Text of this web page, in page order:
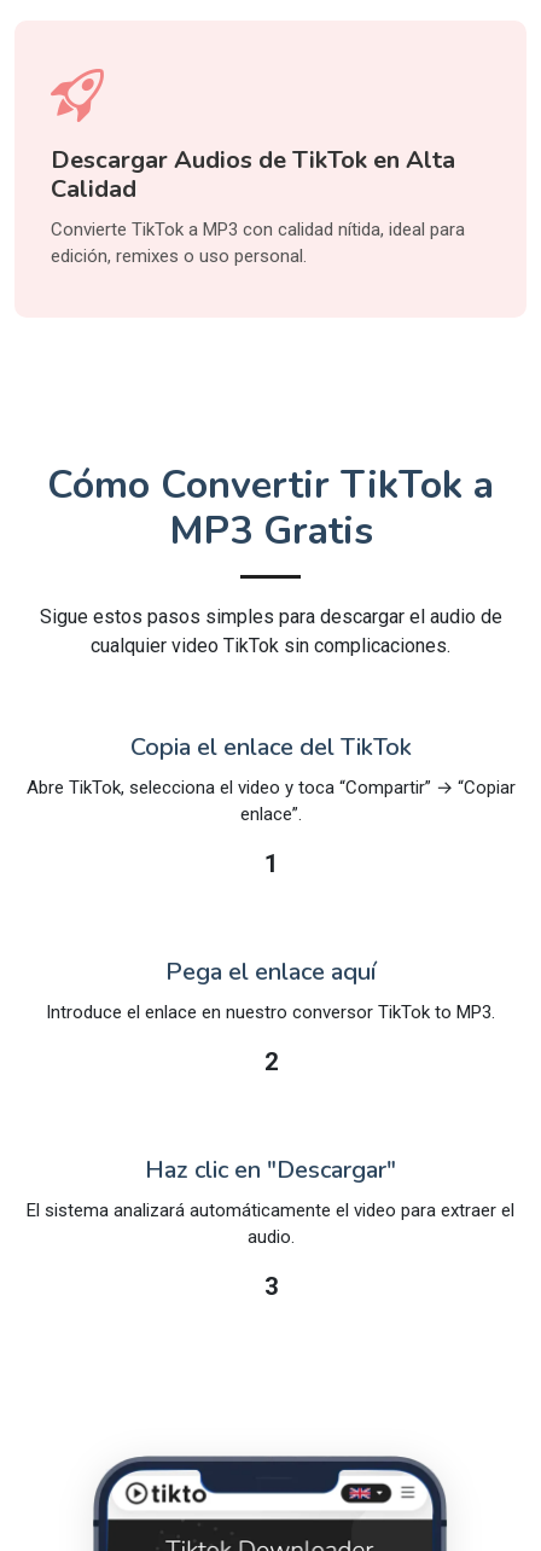
Descargar Audios de TikTok en Alta
Calidad
Convierte TikTok a MP3 con calidad nítida, ideal para
edición, remixes o uso personal.
Cómo Convertir TikTok a
MP3 Gratis
Sigue estos pasos simples para descargar el audio de
cualquier video TikTok sin complicaciones.
Copia el enlace del TikTok
Abre TikTok, selecciona el video y toca “Compartir” → “Copiar
enlace”.
1
Pega el enlace aquí
Introduce el enlace en nuestro conversor TikTok to MP3.
2
Haz clic en "Descargar"
El sistema analizará automáticamente el video para extraer el
audio.
3